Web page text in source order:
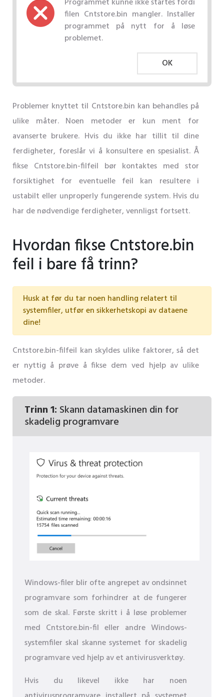
filen Cntstore.bin mangler. Installer
programmet på nytt for å løse
problemet.
OK
Problemer knyttet til Cntstore.bin kan behandles på
ulike måter. Noen metoder er kun ment for
avanserte brukere. Hvis du ikke har tillit til dine
ferdigheter, foreslår vi å konsultere en spesialist. Å
fikse Cntstore.bin-filfeil bør kontaktes med stor
forsiktighet for eventuelle feil kan resultere i
ustabilt eller unproperly fungerende system. Hvis du
har de nødvendige ferdigheter, vennligst fortsett.
Hvordan fikse Cntstore.bin
feil i bare få trinn?
Husk at før du tar noen handling relatert til
systemfiler, utfør en sikkerhetskopi av dataene
dine!
Cntstore.bin-filfeil kan skyldes ulike faktorer, så det
er nyttig å prøve å fikse dem ved hjelp av ulike
metoder.
Trinn 1: Skann datamaskinen din for
skadelig programvare
Windows-filer blir ofte angrepet av ondsinnet
programvare som forhindrer at de fungerer
som de skal. Første skritt i å løse problemer
med Cntstore.bin-fil eller andre Windows-
systemfiler skal skanne systemet for skadelig
programvare ved hjelp av et antivirusverktøy.
Hvis du likevel ikke har noen